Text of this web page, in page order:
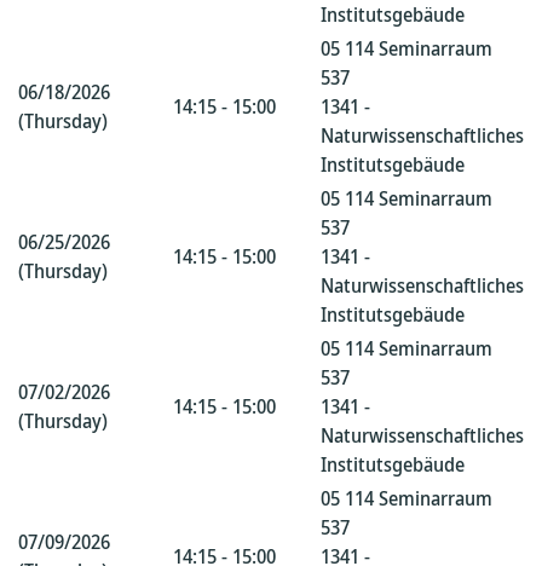
Institutsgebäude
06/18/2026
(Thursday)
14:15 - 15:00
05 114 Seminarraum
537
1341 -
Naturwissenschaftliches
Institutsgebäude
06/25/2026
(Thursday)
14:15 - 15:00
05 114 Seminarraum
537
1341 -
Naturwissenschaftliches
Institutsgebäude
07/02/2026
(Thursday)
14:15 - 15:00
05 114 Seminarraum
537
1341 -
Naturwissenschaftliches
Institutsgebäude
07/09/2026
14:15 - 15:00
05 114 Seminarraum
537
1341 -